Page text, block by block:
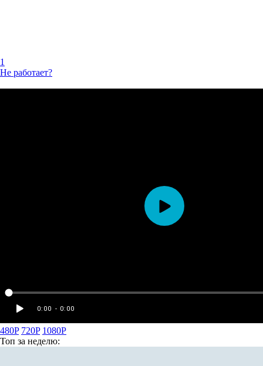
1
Не работает?
480P 720P 1080P
Топ за неделю: